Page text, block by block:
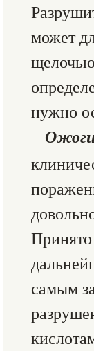
может
нужно
Принято
самым